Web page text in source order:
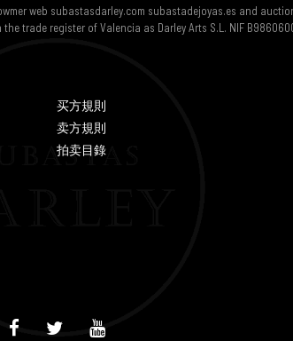
web subastasdarley.com subastadejoyas.es and
trade register of Valencia as Darley Arts S.L. NIF
买方規則
卖方規則
拍卖目錄